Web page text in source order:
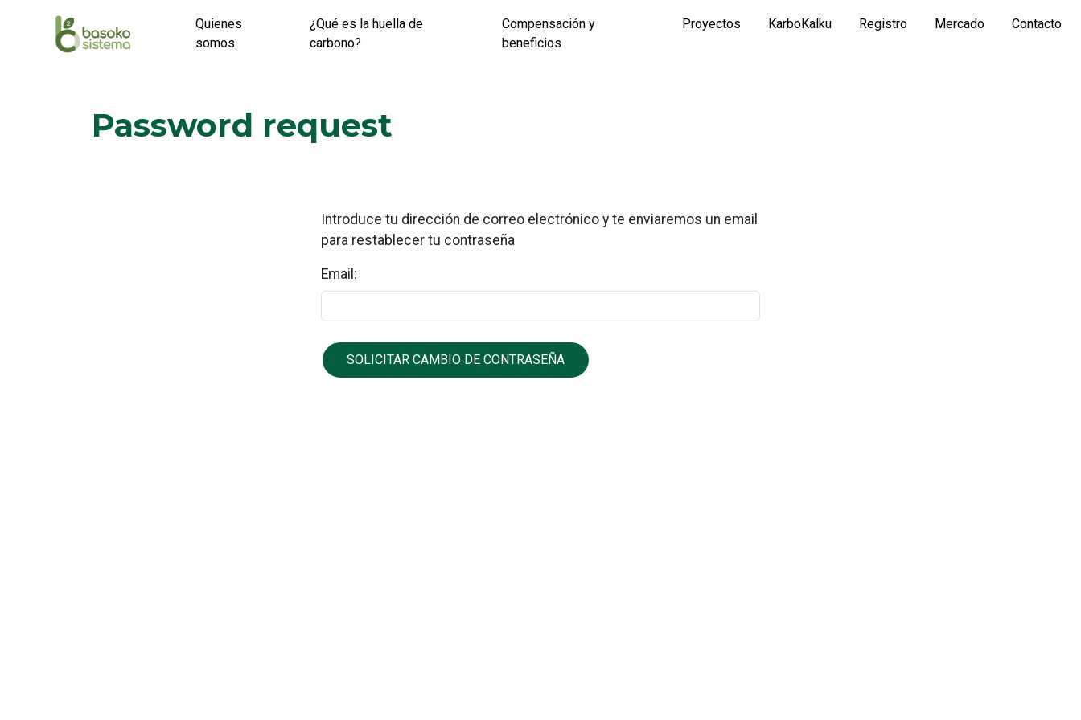
Quienes
somos
¿Qué es la huella de
carbono?
Compensación y
beneficios
Proyectos KarboKalku Registro Mercado Contacto
Password request
Introduce tu dirección de correo electrónico y te enviaremos un email
para restablecer tu contraseña
Email: